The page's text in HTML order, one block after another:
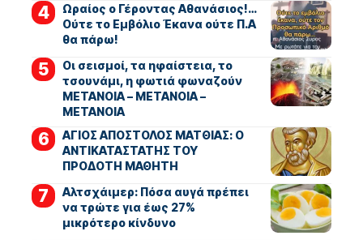
Ωραίος ο Γέροντας Αθανάσιος!…
Ούτε το Εμβόλιο Έκανα ούτε Π.Α
θα πάρω!
Οι σεισμοί, τα ηφαίστεια, το
τσουνάμι, η φωτιά φωναζούν
ΜΕΤΑΝΟΙΑ – ΜΕΤΑΝΟΙΑ –
ΜΕΤΑΝΟΙΑ
ΑΓΙΟΣ ΑΠΟΣΤΟΛΟΣ ΜΑΤΘΙΑΣ: Ο
ΑΝΤΙΚΑΤΑΣΤΑΤΗΣ ΤΟΥ
ΠΡΟΔΟΤΗ ΜΑΘΗΤΗ
Αλτσχάιμερ: Πόσα αυγά πρέπει
να τρώτε για έως 27%
μικρότερο κίνδυνο